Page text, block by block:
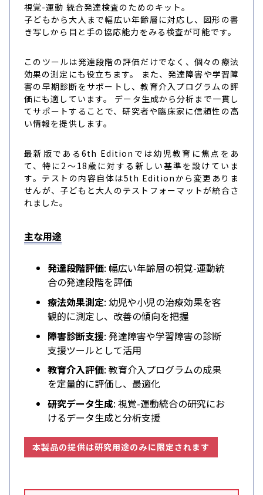
視覚-運動 統合発達検査のためのキット。
子どもから大人まで幅広い年齢層に対応し、図形の書
き写しから目と手の協応能力をみる検査が可能です。
このツールは発達段階の評価だけでなく、個々の療法
効果の測定にも役立ちます。 また、発達障害や学習障
害の早期診断をサポートし、教育介入プログラムの評
価にも適しています。 データ生成から分析まで一貫し
てサポートすることで、研究者や臨床家に信頼性の高
い情報を提供します。
最新版である6th Editionでは幼児教育に焦点をあ
て、特に2〜18歳に対する新しい基準を設けていま
す。テストの内容自体は5th Editionから変更ありま
せんが、子どもと大人のテストフォーマットが統合さ
れました。
主な用途
発達段階評価: 幅広い年齢層の視覚-運動統
合の発達段階を評価
療法効果測定: 幼児や小児の治療効果を客
観的に測定し、改善の傾向を把握
障害診断支援: 発達障害や学習障害の診断
支援ツールとして活用
教育介入評価: 教育介入プログラムの成果
を定量的に評価し、最適化
研究データ生成: 視覚-運動統合の研究にお
けるデータ生成と分析支援
本製品の提供は研究用途のみに限定されます